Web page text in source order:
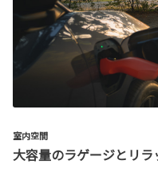
室内空間
大容量のラゲージとリラ